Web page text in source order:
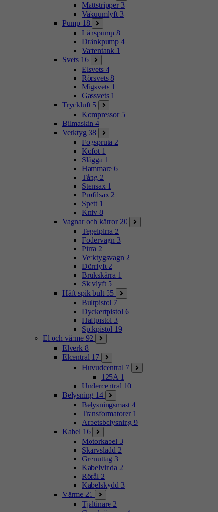
Mattstripper 3
Vakuumlyft 3
Pump 18
Länspump 8
Dränkpump 4
Vattentank 1
Svets 16
Elsvets 4
Rörsvets 8
Migsvets 1
Gassvets 1
Tryckluft 5
Kompressor 5
Bilmaskin 4
Verktyg 38
Fogspruta 2
Kofot 1
Slägga 1
Hammare 6
Tång 2
Stensax 1
Profilsax 2
Spett 1
Kniv 8
Vagnar och kärror 20
Tegelpirra 2
Fodervagn 3
Pirra 2
Verktygsvagn 2
Dörrlyft 2
Brukskärra 1
Skivlyft 5
Häft spik bult 35
Bultpistol 7
Dyckertpistol 6
Häftpistol 3
Spikpistol 19
El och värme 92
Elverk 8
Elcentral 17
Huvudcentral 7
125A 1
Undercentral 10
Belysning 14
Belysningsmast 4
Transformatorer 1
Arbetsbelysning 9
Kabel 16
Motorkabel 3
Skarvsladd 2
Grenuttag 3
Kabelvinda 2
Rörål 2
Kabelskydd 3
Värme 21
Tjältinare 2